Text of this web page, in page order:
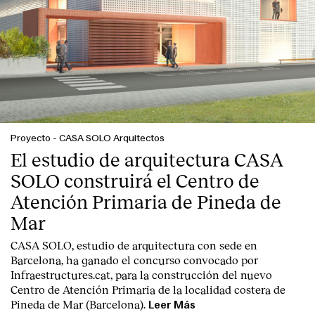
English Español
Proyecto - CASA SOLO Arquitectos
El estudio de arquitectura CASA
SOLO construirá el Centro de
Atención Primaria de Pineda de
Mar
CASA SOLO, estudio de arquitectura con sede en
Barcelona, ha ganado el concurso convocado por
Infraestructures.cat, para la construcción del nuevo
Centro de Atención Primaria de la localidad costera de
Pineda de Mar (Barcelona). Leer Más